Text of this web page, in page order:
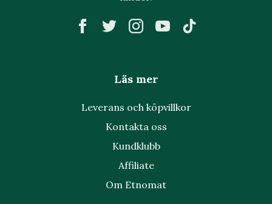
Läs mer
Leverans och köpvillkor
Kontakta oss
Kundklubb
Affiliate
Om Etnomat